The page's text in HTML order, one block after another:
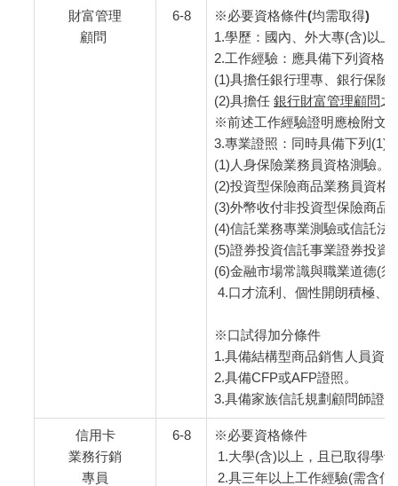
財富管理
顧問
6-8
※必要資格條件(均需取得)
1.學歷：國內、外大專(含)以
2.工作經驗：應具備下列資格
(1)具擔任銀行理專、銀行保
(2)具擔任 銀行財富管理顧問之
※前述工作經驗證明應檢附文
3.專業證照：同時具備下列
(1)人身保險業務員資格測驗。
(2)投資型保險商品業務員資格
(3)外幣收付非投資型保險商品
(4)信託業務專業測驗或信託法
(5)證券投資信託事業證券投
(6)金融市場常識與職業道德(
4.口才流利、個性開朗積極、
※口試得加分條件
1.具備結構型商品銷售人員資
2.具備CFP或AFP證照。
3.具備家族信託規劃顧問師證
信用卡
業務行銷
專員
6-8
※必要資格條件
1.大學(含)以上，且已取得學
2.具三年以上工作經驗(需含